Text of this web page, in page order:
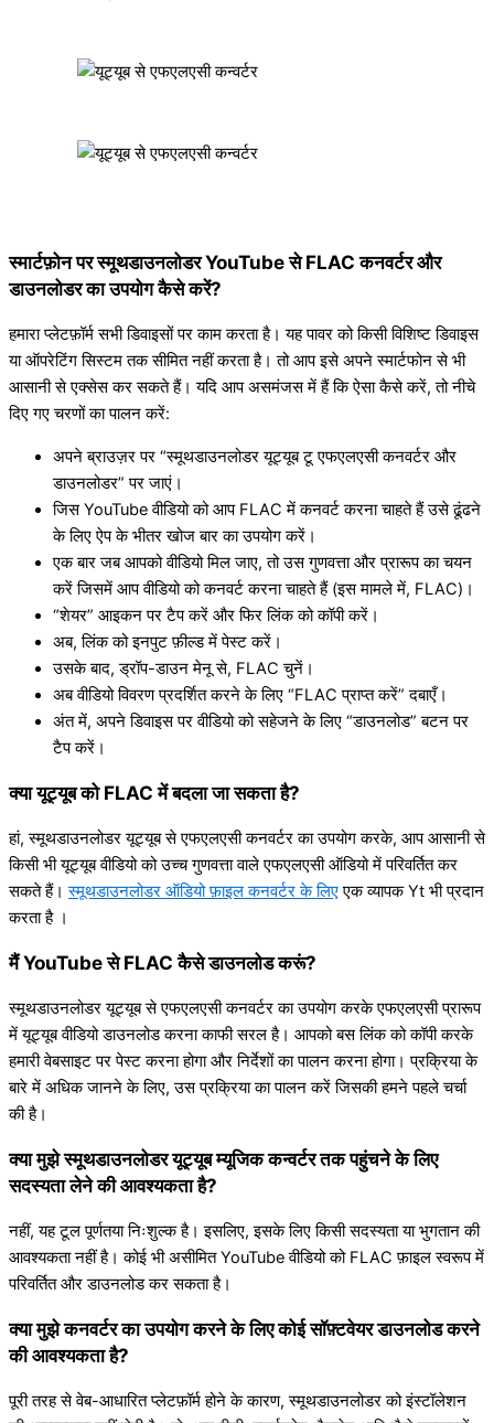
स्मार्टफ़ोन पर स्मूथडाउनलोडर YouTube से FLAC कनवर्टर और
डाउनलोडर का उपयोग कैसे करें?
हमारा प्लेटफ़ॉर्म सभी डिवाइसों पर काम करता है। यह पावर को किसी विशिष्ट डिवाइस
या ऑपरेटिंग सिस्टम तक सीमित नहीं करता है। तो आप इसे अपने स्मार्टफोन से भी
आसानी से एक्सेस कर सकते हैं। यदि आप असमंजस में हैं कि ऐसा कैसे करें, तो नीचे
दिए गए चरणों का पालन करें:
अपने ब्राउज़र पर “स्मूथडाउनलोडर यूट्यूब टू एफएलएसी कनवर्टर और
डाउनलोडर” पर जाएं।
जिस YouTube वीडियो को आप FLAC में कनवर्ट करना चाहते हैं उसे ढूंढने
के लिए ऐप के भीतर खोज बार का उपयोग करें।
एक बार जब आपको वीडियो मिल जाए, तो उस गुणवत्ता और प्रारूप का चयन
करें जिसमें आप वीडियो को कनवर्ट करना चाहते हैं (इस मामले में, FLAC)।
“शेयर” आइकन पर टैप करें और फिर लिंक को कॉपी करें।
अब, लिंक को इनपुट फ़ील्ड में पेस्ट करें।
उसके बाद, ड्रॉप-डाउन मेनू से, FLAC चुनें।
अब वीडियो विवरण प्रदर्शित करने के लिए “FLAC प्राप्त करें” दबाएँ।
अंत में, अपने डिवाइस पर वीडियो को सहेजने के लिए “डाउनलोड” बटन पर
टैप करें।
क्या यूट्यूब को FLAC में बदला जा सकता है?
हां, स्मूथडाउनलोडर यूट्यूब से एफएलएसी कनवर्टर का उपयोग करके, आप आसानी से
किसी भी यूट्यूब वीडियो को उच्च गुणवत्ता वाले एफएलएसी ऑडियो में परिवर्तित कर
सकते हैं।स्मूथडाउनलोडर ऑडियो फ़ाइल कनवर्टर के लिएएक व्यापक Yt भी प्रदान
करता है ।
मैं YouTube से FLAC कैसे डाउनलोड करूं?
स्मूथडाउनलोडर यूट्यूब से एफएलएसी कनवर्टर का उपयोग करके एफएलएसी प्रारूप
में यूट्यूब वीडियो डाउनलोड करना काफी सरल है। आपको बस लिंक को कॉपी करके
हमारी वेबसाइट पर पेस्ट करना होगा और निर्देशों का पालन करना होगा। प्रक्रिया के
बारे में अधिक जानने के लिए, उस प्रक्रिया का पालन करें जिसकी हमने पहले चर्चा
की है।
क्या मुझे स्मूथडाउनलोडर यूट्यूब म्यूजिक कन्वर्टर तक पहुंचने के लिए
सदस्यता लेने की आवश्यकता है?
नहीं, यह टूल पूर्णतया निःशुल्क है। इसलिए, इसके लिए किसी सदस्यता या भुगतान की
आवश्यकता नहीं है। कोई भी असीमित YouTube वीडियो को FLAC फ़ाइल स्वरूप में
परिवर्तित और डाउनलोड कर सकता है।
क्या मुझे कनवर्टर का उपयोग करने के लिए कोई सॉफ़्टवेयर डाउनलोड करने
की आवश्यकता है?
पूरी तरह से वेब-आधारित प्लेटफ़ॉर्म होने के कारण, स्मूथडाउनलोडर को इंस्टॉलेशन